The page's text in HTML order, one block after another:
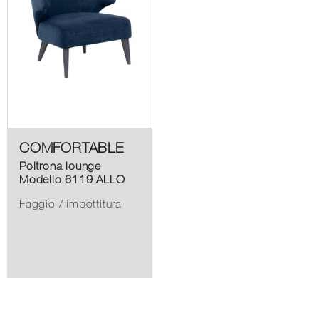
COMFORTABLE
Poltrona lounge
Modello 6119 ALLO
Faggio / imbottitura